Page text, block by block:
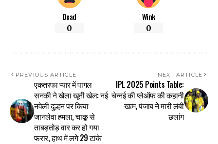
Dead
0
Wink
0
PREVIOUS ARTICLE
एकतरफा प्यार में पागल
सनकी ने खेला खूनी खेल: नई
नवेली दुल्हन पर किया
जानलेवा हमला, चाकू से
ताबड़तोड़ वार कर हो गया
फरार, हाथ में लगे 29 टांके
NEXT ARTICLE
IPL 2025 Points Table:
चेन्नई की प्लेऑफ की कहानी
खत्म, पंजाब ने मारी लंबी
छलांग